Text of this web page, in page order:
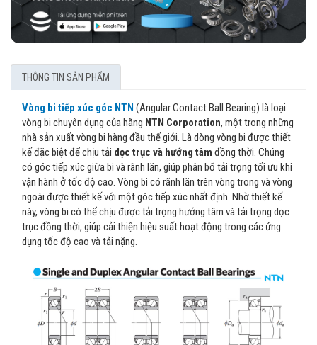
THÔNG TIN SẢN PHẨM
Vòng bi tiếp xúc góc NTN (Angular Contact Ball Bearing) là loại
vòng bi chuyên dụng của hãng NTN Corporation, một trong những
nhà sản xuất vòng bi hàng đầu thế giới. Là dòng vòng bi được thiết
kế đặc biệt để chịu tải dọc trục và hướng tâm đồng thời. Chúng
có góc tiếp xúc giữa bi và rãnh lăn, giúp phân bổ tải trọng tối ưu khi
vận hành ở tốc độ cao. Vòng bi có rãnh lăn trên vòng trong và vòng
ngoài được thiết kế với một góc tiếp xúc nhất định. Nhờ thiết kế
này, vòng bi có thể chịu được tải trọng hướng tâm và tải trọng dọc
trục đồng thời, giúp cải thiện hiệu suất hoạt động trong các ứng
dụng tốc độ cao và tải nặng.